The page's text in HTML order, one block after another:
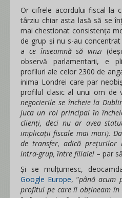
Or cifrele acordului fiscal la
târziu chiar asta lasă să se
mai chestionat consistența
de grup și nu s-au
a ce înseamnă să vinzi
observă parlamentarii, e
profiluri ale celor 2300 de
inima Londrei care par
profilul clasic al unui om de
negocierile se încheie la
juca un rol principal în
clienți, deci nu ar avea
implicații fiscale mai mari).
de transfer, adică prețurilor
intra-grup, între filiale! – par
Și se mulțumesc,
Google Europe, ”până acum
profitul pe care îl obțineam